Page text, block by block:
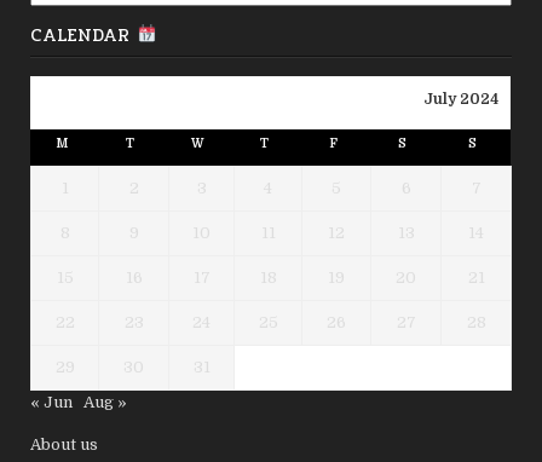
CALENDAR
July 2024
M T W T F S S
1 2 3 4 5 6 7
8 9 10 11 12 13 14
15 16 17 18 19 20 21
22 23 24 25 26 27 28
29 30
31
« Jun
Aug »
About us